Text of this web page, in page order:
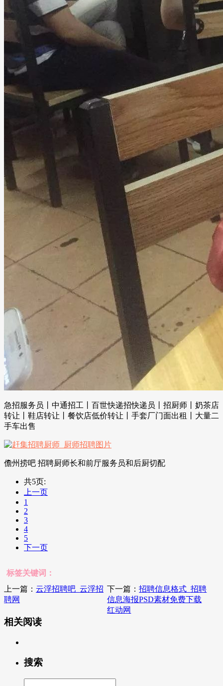
急招服务员丨中通招工丨百世快递招快递员丨招厨师丨奶茶店
转让丨鞋店转让丨餐饮店低价转让丨手套厂门面出租丨大量二
手车出售
儋州捞吧 招聘厨师长和前厅服务员和后厨切配
共5页:
上一页
1
2
3
4
5
下一页
标签关键词：
上一篇： 云浮招聘吧_云浮招
聘网
下一篇：招聘信息格式_招聘
信息海报PSD素材免费下载
红动网
相关阅读
搜索